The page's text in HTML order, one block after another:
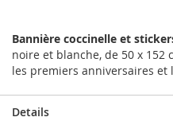
Bannière coccinelle et
noire et blanche, de 50 x 152
les premiers anniversaires et
Details